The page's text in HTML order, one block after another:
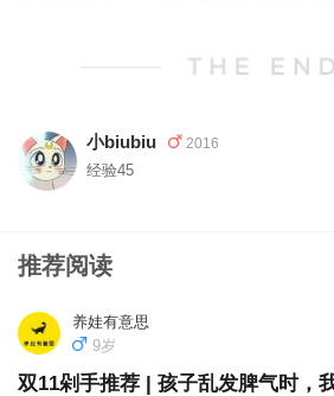
小biubiu 2016
经验45
推荐阅读
养娃有意思
9岁
双11剁手推荐 | 孩子乱发脾气时，